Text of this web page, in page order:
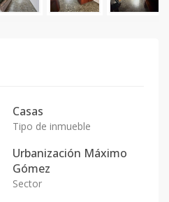
Casas
Tipo de inmueble
Urbanización Máximo
Gómez
Sector